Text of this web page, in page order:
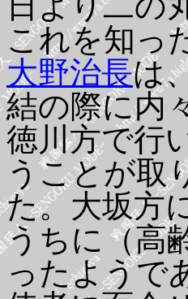
これを知っ
大野治長は
結の際に内
徳川方で行
うことが取
た。大坂方
うちに（高
ったようで